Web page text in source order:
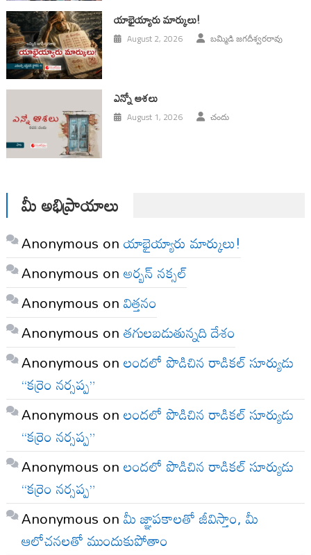
యాభైయ్యారు మార్కులు!
August 2, 2026 బమ్మిడి జగదీశ్వరరావు
ఎన్నో ఆశలు
August 1, 2026 చందు
మీ అభిప్రాయాలు
Anonymous onయాభైయ్యారు మార్కులు!
Anonymous onఅర్బన్ నక్సల్
Anonymous onవిత్తనం
Anonymous onతగులబడుతున్నది దేశం
Anonymous onలందలో పొడిచిన రాడికల్ సూర్యుడు
“కర్రెం నర్సప్ప”
Anonymous onలందలో పొడిచిన రాడికల్ సూర్యుడు
“కర్రెం నర్సప్ప”
Anonymous onలందలో పొడిచిన రాడికల్ సూర్యుడు
“కర్రెం నర్సప్ప”
Anonymous onమీ జ్ఞాపకాలతో జీవిస్తాం, మీ
ఆలోచనలతో ముందుకుపోతాం